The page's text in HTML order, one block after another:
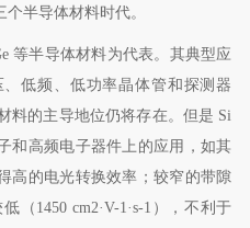
半导体材料时代。
等半导体材料为代表。其典型应
低频、低功率晶体管和探测器
料的主导地位仍将存在。但是 Si
和高频电子器件上的应用，如其
高的电光转换效率；较窄的带隙
（ 1450 cm2·V-1 ·s-1 ），不利于